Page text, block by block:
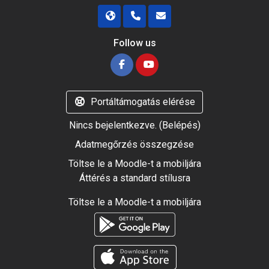
Follow us
Portáltámogatás elérése
Nincs bejelentkezve. (Belépés)
Adatmegőrzés összegzése
Töltse le a Moodle-t a mobiljára
Áttérés a standard stílusra
Töltse le a Moodle-t a mobiljára